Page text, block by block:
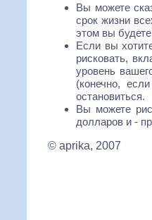
Вы можете
срок жизни
этом вы
Если вы
рисковать,
уровень
(конечно,
остановиться.
Вы можете
долларов и -
© aprika, 2007